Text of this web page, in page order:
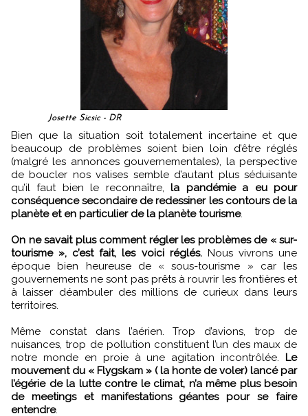
Josette Sicsic - DR
Bien que la situation soit totalement incertaine et que
beaucoup de problèmes soient bien loin d’être réglés
(malgré les annonces gouvernementales), la perspective
de boucler nos valises semble d’autant plus séduisante
qu’il faut bien le reconnaître,la pandémie a eu pour
conséquence secondaire de redessiner les contours de la
planète et en particulier de la planète tourisme.
On ne savait plus comment régler les problèmes de « sur-
tourisme », c’est fait, les voici réglés. Nous vivrons une
époque bien heureuse de « sous-tourisme » car les
gouvernements ne sont pas prêts à rouvrir les frontières et
à laisser déambuler des millions de curieux dans leurs
territoires.
Même constat dans l’aérien. Trop d’avions, trop de
nuisances, trop de pollution constituent l’un des maux de
notre monde en proie à une agitation incontrôlée. Le
mouvement du « Flygskam » ( la honte de voler) lancé par
l’égérie de la lutte contre le climat, n’a même plus besoin
de meetings et manifestations géantes pour se faire
entendre.